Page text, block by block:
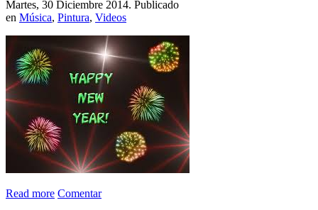
Martes, 30 Diciembre 2014. Publicado
en Música, Pintura, Videos
Read more Comentar